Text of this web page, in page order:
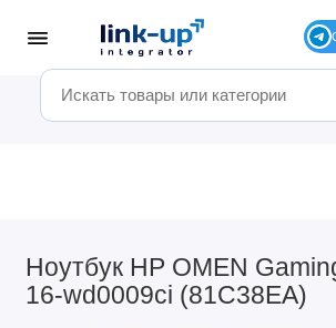
Ноутбук HP OMEN
16-wd0009ci (81C38EA)